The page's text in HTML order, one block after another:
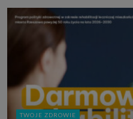
TWOJE ZDROWIE